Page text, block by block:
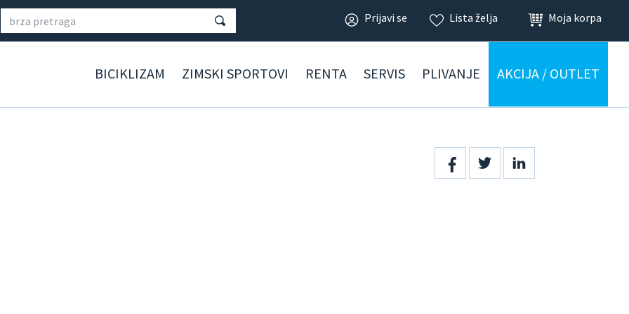
Prijavi se Lista želja Moja korpa
BICIKLIZAM ZIMSKI SPORTOVI RENTA SERVIS PLIVANJE AKCIJA / OUTLET